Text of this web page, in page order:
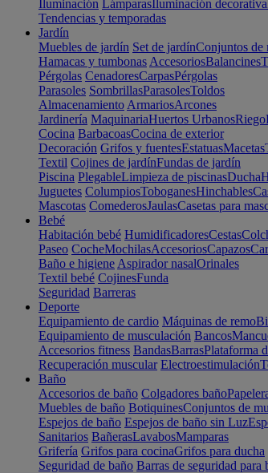
Iluminación LámparasIluminación decorativa
Tendencias y temporadas
Jardín
Muebles de jardín Set de jardínConjuntos de
Hamacas y tumbonas AccesoriosBalancines
Pérgolas CenadoresCarpasPérgolas
Parasoles SombrillasParasolesToldos
Almacenamiento ArmariosArcones
Jardinería MaquinariaHuertos UrbanosRiego
Cocina BarbacoasCocina de exterior
Decoración Grifos y fuentesEstatuasMacetas
Textil Cojines de jardínFundas de jardín
Piscina PlegableLimpieza de piscinasDucha
Juguetes ColumpiosToboganesHinchables
Mascotas ComederosJaulasCasetas para
Bebé
Habitación bebé HumidificadoresCestas
Paseo CocheMochilasAccesoriosCapazos
Baño e higiene Aspirador nasalOrinales
Textil bebé CojinesFunda
Seguridad Barreras
Deporte
Equipamiento de cardio Máquinas de remo
Equipamiento de musculación Bancos
Accesorios fitness BandasBarrasPlataforma
Recuperación muscular Electroestimulación
Baño
Accesorios de baño Colgadores baño
Muebles de baño BotiquinesConjuntos de
Espejos de baño Espejos de baño sin Luz
Sanitarios BañerasLavabosMamparas
Grifería Grifos para cocinaGrifos para ducha
Seguridad de baño Barras de seguridad para